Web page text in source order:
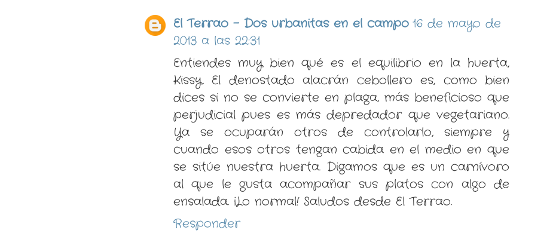
El Terrao - Dos urbanitas en el campo 16 de mayo de
2013 a las 22:31
Entiendes muy bien qué es el equilibrio en la huerta,
Kissy. El denostado alacrán cebollero es, como bien
dices si no se convierte en plaga, más beneficioso que
perjudicial pues es más depredador que vegetariano.
Ya se ocuparán otros de controlarlo, siempre y
cuando esos otros tengan cabida en el medio en que
se sitúe nuestra huerta. Digamos que es un carnívoro
al que le gusta acompañar sus platos con algo de
ensalada. ¡Lo normal! Saludos desde El Terrao.
Responder